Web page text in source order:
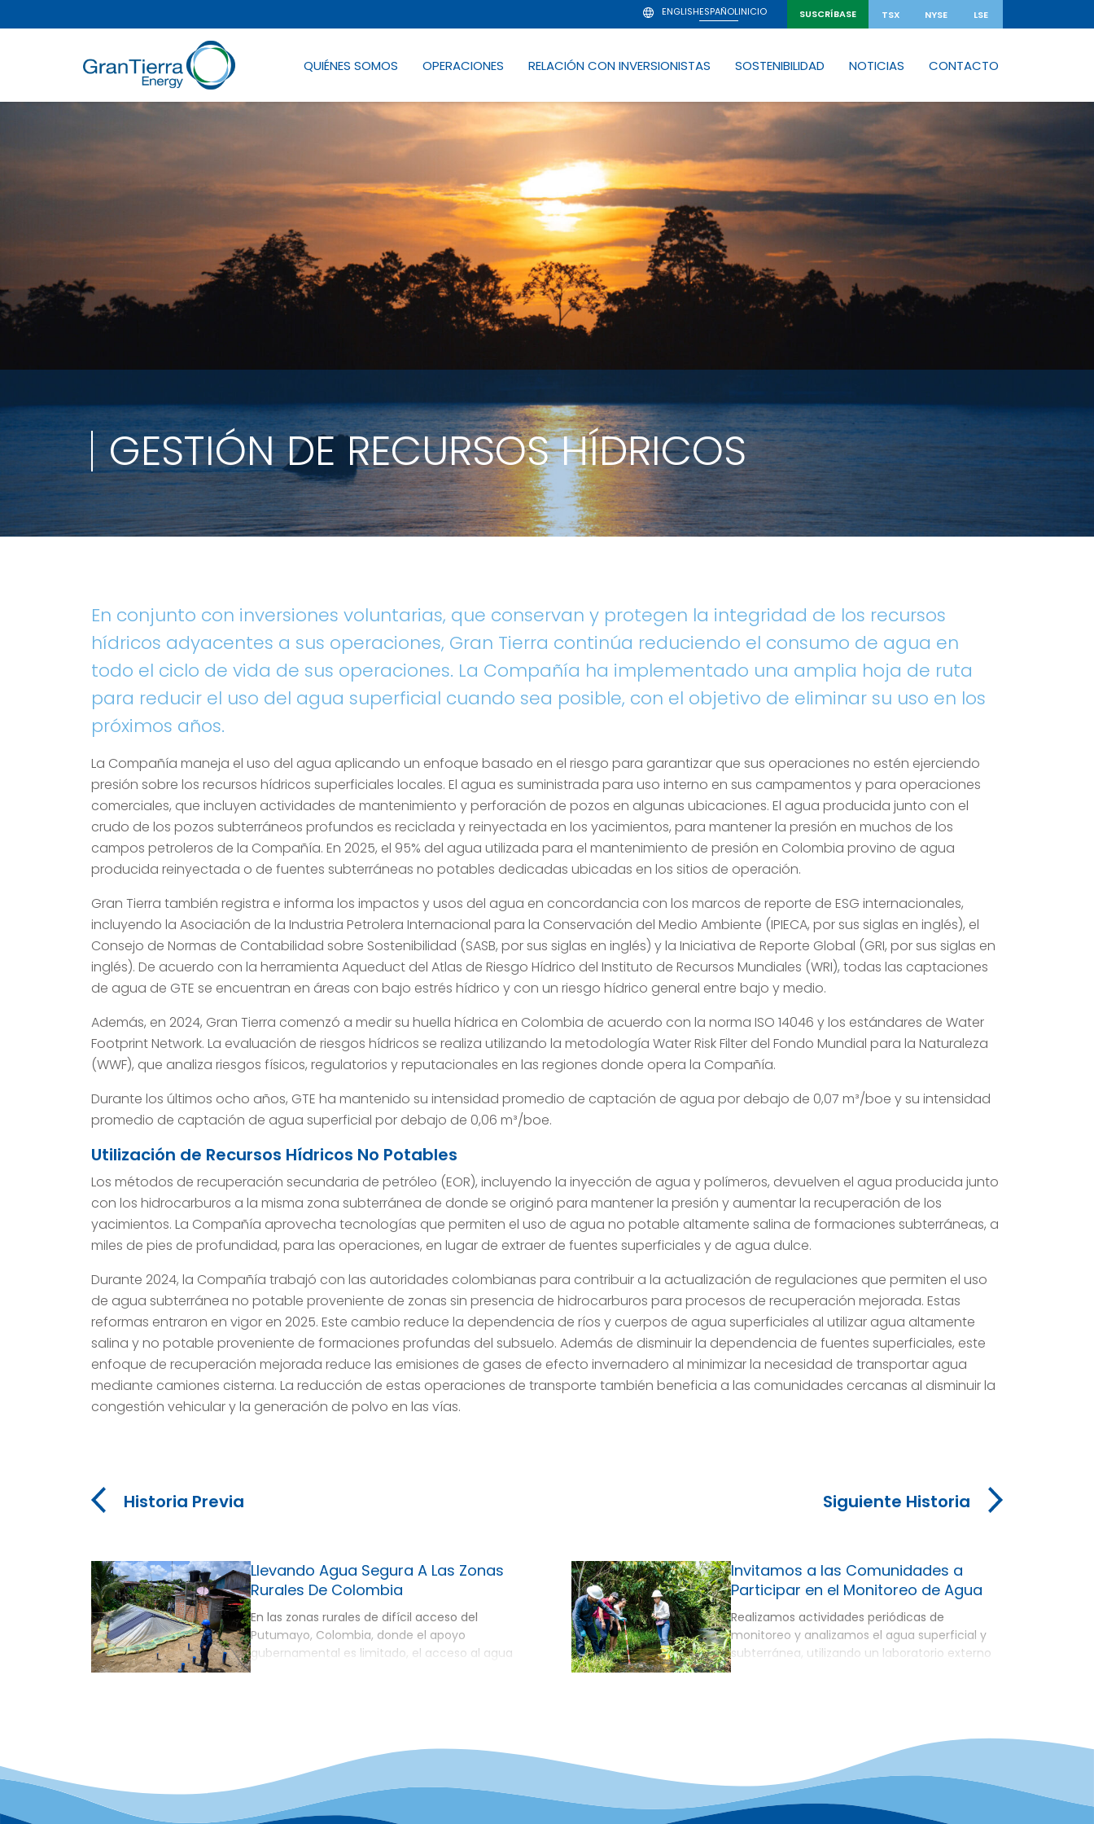
ENGLISHESPAÑOLINICIO SUSCRÍBASE TSX NYSE LSE
QUIÉNES SOMOS OPERACIONES RELACIÓN CON INVERSIONISTAS SOSTENIBILIDAD NOTICIAS CONTACTO
GESTIÓN DE RECURSOS HÍDRICOS
En conjunto con inversiones voluntarias, que conservan y protegen la integridad de los recursos
hídricos adyacentes a sus operaciones, Gran Tierra continúa reduciendo el consumo de agua en
todo el ciclo de vida de sus operaciones. La Compañía ha implementado una amplia hoja de ruta
para reducir el uso del agua superficial cuando sea posible, con el objetivo de eliminar su uso en los
próximos años.
La Compañía maneja el uso del agua aplicando un enfoque basado en el riesgo para garantizar que sus operaciones no estén ejerciendo
presión sobre los recursos hídricos superficiales locales. El agua es suministrada para uso interno en sus campamentos y para operaciones
comerciales, que incluyen actividades de mantenimiento y perforación de pozos en algunas ubicaciones. El agua producida junto con el
crudo de los pozos subterráneos profundos es reciclada y reinyectada en los yacimientos, para mantener la presión en muchos de los
campos petroleros de la Compañía. En 2025, el 95% del agua utilizada para el mantenimiento de presión en Colombia provino de agua
producida reinyectada o de fuentes subterráneas no potables dedicadas ubicadas en los sitios de operación.
Gran Tierra también registra e informa los impactos y usos del agua en concordancia con los marcos de reporte de ESG internacionales,
incluyendo la Asociación de la Industria Petrolera Internacional para la Conservación del Medio Ambiente (IPIECA, por sus siglas en inglés), el
Consejo de Normas de Contabilidad sobre Sostenibilidad (SASB, por sus siglas en inglés) y la Iniciativa de Reporte Global (GRI, por sus siglas en
inglés). De acuerdo con la herramienta Aqueduct del Atlas de Riesgo Hídrico del Instituto de Recursos Mundiales (WRI), todas las captaciones
de agua de GTE se encuentran en áreas con bajo estrés hídrico y con un riesgo hídrico general entre bajo y medio.
Además, en 2024, Gran Tierra comenzó a medir su huella hídrica en Colombia de acuerdo con la norma ISO 14046 y los estándares de Water
Footprint Network. La evaluación de riesgos hídricos se realiza utilizando la metodología Water Risk Filter del Fondo Mundial para la Naturaleza
(WWF), que analiza riesgos físicos, regulatorios y reputacionales en las regiones donde opera la Compañía.
Durante los últimos ocho años, GTE ha mantenido su intensidad promedio de captación de agua por debajo de 0,07 m³/boe y su intensidad
promedio de captación de agua superficial por debajo de 0,06 m³/boe.
Utilización de Recursos Hídricos No Potables
Los métodos de recuperación secundaria de petróleo (EOR), incluyendo la inyección de agua y polímeros, devuelven el agua producida junto
con los hidrocarburos a la misma zona subterránea de donde se originó para mantener la presión y aumentar la recuperación de los
yacimientos. La Compañía aprovecha tecnologías que permiten el uso de agua no potable altamente salina de formaciones subterráneas, a
miles de pies de profundidad, para las operaciones, en lugar de extraer de fuentes superficiales y de agua dulce.
Durante 2024, la Compañía trabajó con las autoridades colombianas para contribuir a la actualización de regulaciones que permiten el uso
de agua subterránea no potable proveniente de zonas sin presencia de hidrocarburos para procesos de recuperación mejorada. Estas
reformas entraron en vigor en 2025. Este cambio reduce la dependencia de ríos y cuerpos de agua superficiales al utilizar agua altamente
salina y no potable proveniente de formaciones profundas del subsuelo. Además de disminuir la dependencia de fuentes superficiales, este
enfoque de recuperación mejorada reduce las emisiones de gases de efecto invernadero al minimizar la necesidad de transportar agua
mediante camiones cisterna. La reducción de estas operaciones de transporte también beneficia a las comunidades cercanas al disminuir la
congestión vehicular y la generación de polvo en las vías.
Historia Previa Siguiente Historia
Llevando Agua Segura A Las Zonas
Rurales De Colombia
En las zonas rurales de difícil acceso del
Putumayo, Colombia, donde el apoyo
gubernamental es limitado, el acceso al agua
Invitamos a las Comunidades a
Participar en el Monitoreo de Agua
Realizamos actividades periódicas de
monitoreo y analizamos el agua superficial y
subterránea, utilizando un laboratorio externo
los resultados de los laboratorios que presenta
la Compañía son desconfiables. […]